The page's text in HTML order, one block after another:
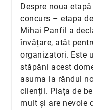
Despre noua
concurs – etapa
Mihai Panfil a
învățare, atât
organizatori. Este
stăpâni acest
asuma la rândul
clienții. Piața de
mult și are nevoie